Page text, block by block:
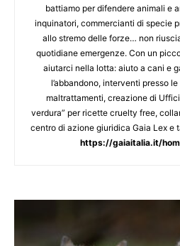
battiamo per difendere animali e
inquinatori, commercianti di specie
allo stremo delle forze… non
quotidiane emergenze. Con un
aiutarci nella lotta: aiuto a cani e
l’abbandono, interventi presso
maltrattamenti, creazione di
verdura” per ricette cruelty free,
centro di azione giuridica Gaia Lex
https://gaiaitalia.it/